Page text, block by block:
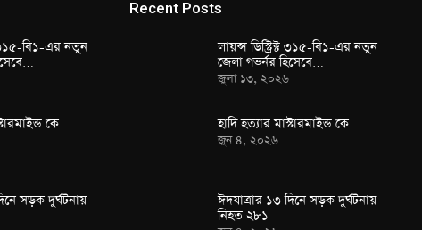
৩১৫-বি১-এর নতুন
কে
সড়ক দুর্ঘটনায়
Recent Posts
লায়ন্স ডিস্ট্রিক্ট ৩১৫-বি১-এর নতুন
জেলা গভর্নর হিসেবে…
জুলা ১৩, ২০২৬
হাদি হত্যার মাস্টারমাইন্ড কে
জুন ৪, ২০২৬
ঈদযাত্রার ১৩ দিনে সড়ক দুর্ঘটনায়
নিহত ২৮১